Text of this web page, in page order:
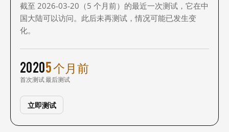
截至 2026-03-20（5 个月前）的最近一次测试，它在中
国大陆可以访问。此后未再测试，情况可能已发生变
化。
2020
首次测试
5 个月前
最后测试
立即测试